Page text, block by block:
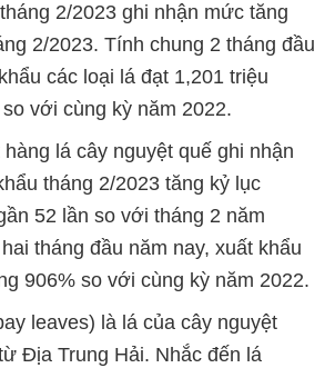
2/2023 ghi nhận mức tăng
2/2023. Tính chung 2 tháng đầu
các loại lá đạt 1,201 triệu
với cùng kỳ năm 2022.
lá cây nguyệt quế ghi nhận
tháng 2/2023 tăng kỷ lục
52 lần so với tháng 2 năm
tháng đầu năm nay, xuất khẩu
906% so với cùng kỳ năm 2022.
leaves) là lá của cây nguyệt
Địa Trung Hải. Nhắc đến lá